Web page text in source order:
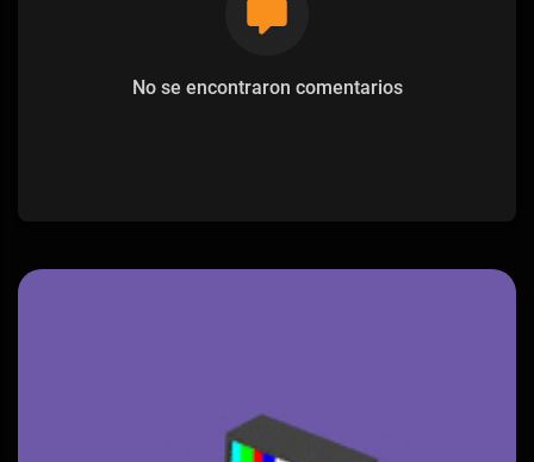
No se encontraron comentarios